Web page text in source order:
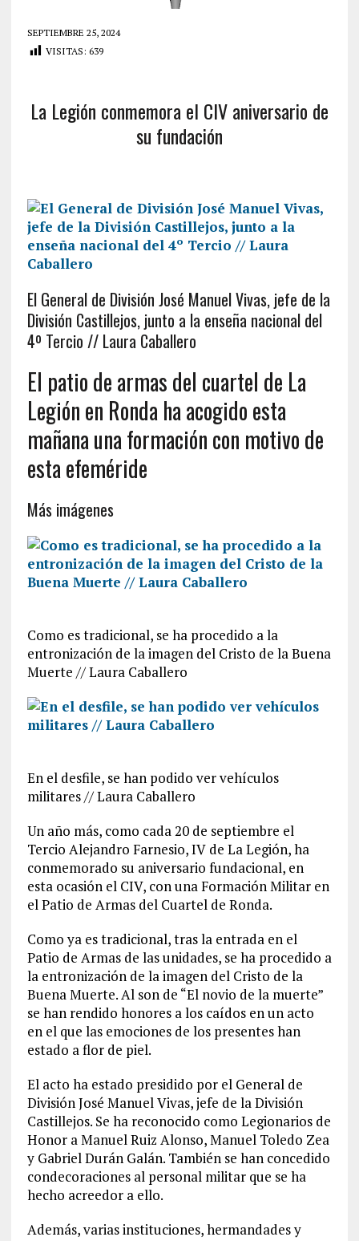
SEPTIEMBRE 25, 2024
VISITAS: 639
La Legión conmemora el CIV aniversario de
su fundación
El General de División José Manuel Vivas, jefe de la
División Castillejos, junto a la enseña nacional del
4º Tercio // Laura Caballero
El patio de armas del cuartel de La
Legión en Ronda ha acogido esta
mañana una formación con motivo de
esta efeméride
Más imágenes
Como es tradicional, se ha procedido a la
entronización de la imagen del Cristo de la Buena
Muerte // Laura Caballero
En el desfile, se han podido ver vehículos
militares // Laura Caballero
Un año más, como cada 20 de septiembre el
Tercio Alejandro Farnesio, IV de La Legión, ha
conmemorado su aniversario fundacional, en
esta ocasión el CIV, con una Formación Militar en
el Patio de Armas del Cuartel de Ronda.
Como ya es tradicional, tras la entrada en el
Patio de Armas de las unidades, se ha procedido a
la entronización de la imagen del Cristo de la
Buena Muerte. Al son de “El novio de la muerte”
se han rendido honores a los caídos en un acto
en el que las emociones de los presentes han
estado a flor de piel.
El acto ha estado presidido por el General de
División José Manuel Vivas, jefe de la División
Castillejos. Se ha reconocido como Legionarios de
Honor a Manuel Ruiz Alonso, Manuel Toledo Zea
y Gabriel Durán Galán. También se han concedido
condecoraciones al personal militar que se ha
hecho acreedor a ello.
Además, varias instituciones, hermandades y